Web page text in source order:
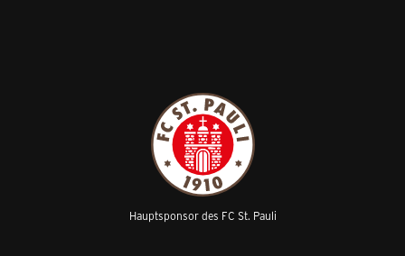
Hauptsponsor des FC St. Pauli